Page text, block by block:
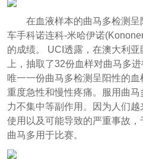
在血液样本的曲马多检测
车手科诺连科-米哈伊诺
的成绩。 UCI透露，在澳大利
上，抽取了32份血样对曲马多
唯一一份曲马多检测呈阳性的
重度急性和慢性疼痛。服用曲
力不集中等副作用。因为人们
使用以及可能导致的严重事故
曲马多用于比赛。